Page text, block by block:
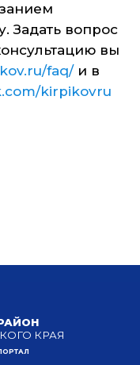
Задать вопрос
вы
faq/ и в
kirpikovru
КРАЯ